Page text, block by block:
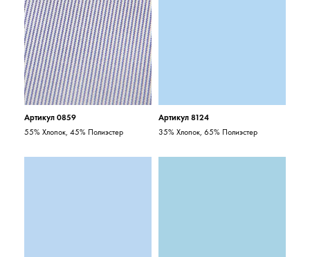
Артикул 0859
55% Хлопок, 45% Полиэстер
Артикул 8124
35% Хлопок, 65% Полиэстер